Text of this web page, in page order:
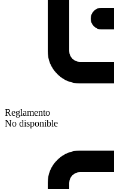
Reglamento
No disponible